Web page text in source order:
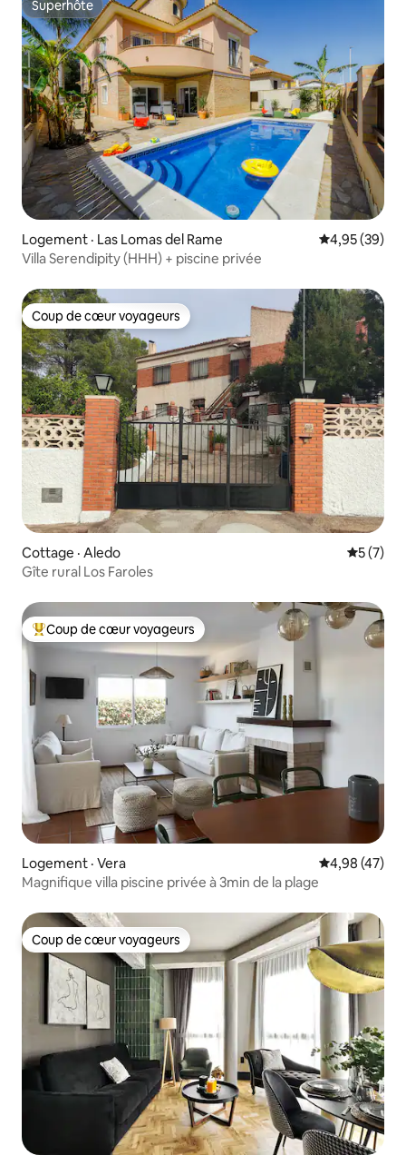
Superhôte
Superhôte
Logement · Las Lomas del Rame Note
4,95 (39)
Villa Serendipity (HHH) + piscine privée
Coup de cœur voyageurs
Coup de cœur voyageurs
Cottage · Aledo Note
5 (7)
Gîte rural Los Faroles
Coup de cœur voyageurs parmi les plus aimés
Coup de cœur voyageurs
Logement · Vera Note
4,98 (47)
Magnifique villa piscine privée à 3min de la plage
Coup de cœur voyageurs
Coup de cœur voyageurs